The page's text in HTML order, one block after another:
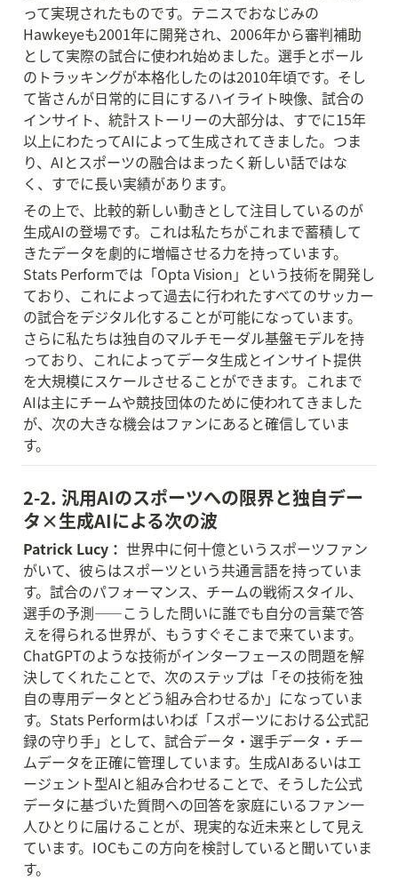
って実現されたものです。テニスでおなじみの
Hawkeyeも2001年に開発され、2006年から審判補助
として実際の試合に使われ始めました。選手とボール
のトラッキングが本格化したのは2010年頃です。そし
て皆さんが日常的に目にするハイライト映像、試合の
インサイト、統計ストーリーの大部分は、すでに15年
以上にわたってAIによって生成されてきました。つま
り、AIとスポーツの融合はまったく新しい話ではな
く、すでに長い実績があります。
その上で、比較的新しい動きとして注目しているのが
生成AIの登場です。これは私たちがこれまで蓄積して
きたデータを劇的に増幅させる力を持っています。
Stats Performでは「Opta Vision」という技術を開発し
ており、これによって過去に行われたすべてのサッカー
の試合をデジタル化することが可能になっています。
さらに私たちは独自のマルチモーダル基盤モデルを持
っており、これによってデータ生成とインサイト提供
を大規模にスケールさせることができます。これまで
AIは主にチームや競技団体のために使われてきました
が、次の大きな機会はファンにあると確信していま
す。
2-2. 汎用AIのスポーツへの限界と独自デー
タ×生成AIによる次の波
Patrick Lucy： 世界中に何十億というスポーツファン
がいて、彼らはスポーツという共通言語を持っていま
す。試合のパフォーマンス、チームの戦術スタイル、
選手の予測——こうした問いに誰でも自分の言葉で答
えを得られる世界が、もうすぐそこまで来ています。
ChatGPTのような技術がインターフェースの問題を解
決してくれたことで、次のステップは「その技術を独
自の専用データとどう組み合わせるか」になっていま
す。Stats Performはいわば「スポーツにおける公式記
録の守り手」として、試合データ・選手データ・チー
ムデータを正確に管理しています。生成AIあるいはエ
ージェント型AIと組み合わせることで、そうした公式
データに基づいた質問への回答を家庭にいるファン一
人ひとりに届けることが、現実的な近未来として見え
ています。IOCもこの方向を検討していると聞いていま
す。